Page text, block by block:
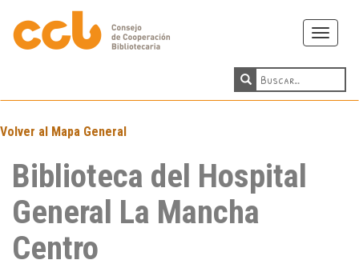
Toggle
Volver al Mapa General
Biblioteca del Hospital
General La Mancha
Centro